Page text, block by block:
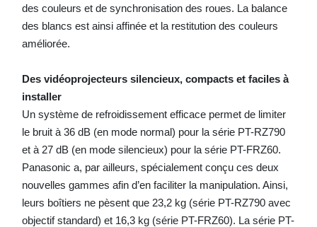
des couleurs et de synchronisation des roues. La balance
des blancs est ainsi affinée et la restitution des couleurs
améliorée.
Des vidéoprojecteurs silencieux, compacts et faciles à
installer
Un système de refroidissement efficace permet de limiter
le bruit à 36 dB (en mode normal) pour la série PT-RZ790
et à 27 dB (en mode silencieux) pour la série PT-FRZ60.
Panasonic a, par ailleurs, spécialement conçu ces deux
nouvelles gammes afin d’en faciliter la manipulation. Ainsi,
leurs boîtiers ne pèsent que 23,2 kg (série PT-RZ790 avec
objectif standard) et 16,3 kg (série PT-FRZ60). La série PT-